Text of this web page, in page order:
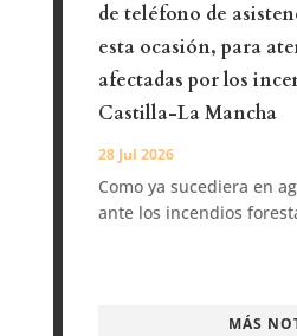
de teléfono de
esta ocasión, para
afectadas por los
Castilla-La Mancha
28 Jul 2026
Como ya sucediera en
ante los incendios
MÁS